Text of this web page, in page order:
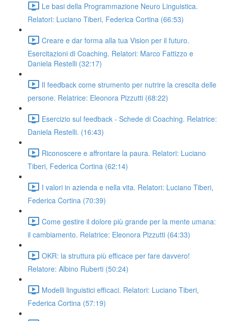
Le basi della Programmazione Neuro Linguistica.
Relatori: Luciano Tiberi, Federica Cortina (66:53)
Creare e dar forma alla tua Vision per il futuro.
Esercitazioni di Coaching. Relatori: Marco Fattizzo e
Daniela Restelli (32:17)
Il feedback come strumento per nutrire la crescita delle
persone. Relatrice: Eleonora Pizzutti (68:22)
Esercizio sul feedback - Schede di Coaching. Relatrice:
Daniela Restelli. (16:43)
Riconoscere e affrontare la paura. Relatori: Luciano
Tiberi, Federica Cortina (62:14)
I valori in azienda e nella vita. Relatori: Luciano Tiberi,
Federica Cortina (70:39)
Come gestire il dolore più grande per la mente umana:
il cambiamento. Relatrice: Eleonora Pizzutti (64:33)
OKR: la struttura più efficace per fare davvero!
Relatore: Albino Ruberti (50:24)
Modelli linguistici efficaci. Relatori: Luciano Tiberi,
Federica Cortina (57:19)